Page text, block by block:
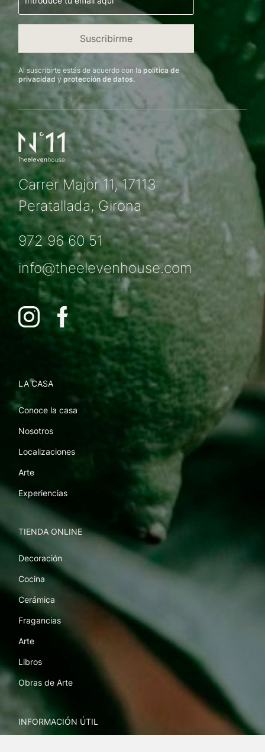
Al suscribirte estás de acuerdo con la política de
privacidad y protección de datos.
Carrer Major 11, 17113
Peratallada, Girona
972 96 60 51
info@theelevenhouse.com
LA CASA
Conoce la casa
Nosotros
Localizaciones
Arte
Experiencias
TIENDA ONLINE
Decoración
Cocina
Cerámica
Fragancias
Arte
Libros
Obras de Arte
INFORMACIÓN ÚTIL